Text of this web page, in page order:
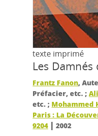
texte imprimé
Les
Frantz Fanon,
Préfacier, etc. ;
etc. ; Mohammed
Paris : La
9204 |2002